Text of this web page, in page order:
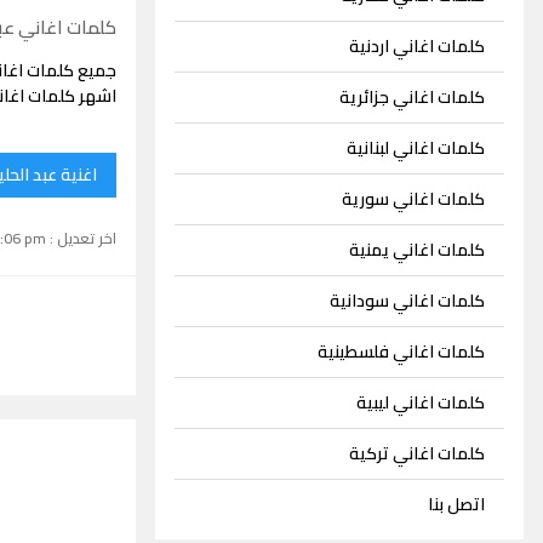
كلمات اغاني اردنية
كلمات اغاني جزائرية
كلمات اغاني لبنانية
كلمات اغاني سورية
كلمات اغاني يمنية
كلمات اغاني سودانية
كلمات اغاني فلسطينية
كلمات اغاني ليبية
كلمات اغاني تركية
اتصل بنا
كلمات اغاني
جميع كلمات
اشهر كلمات
اغنية عبد
اخر تعديل : September 15, 2024 1:06 pm